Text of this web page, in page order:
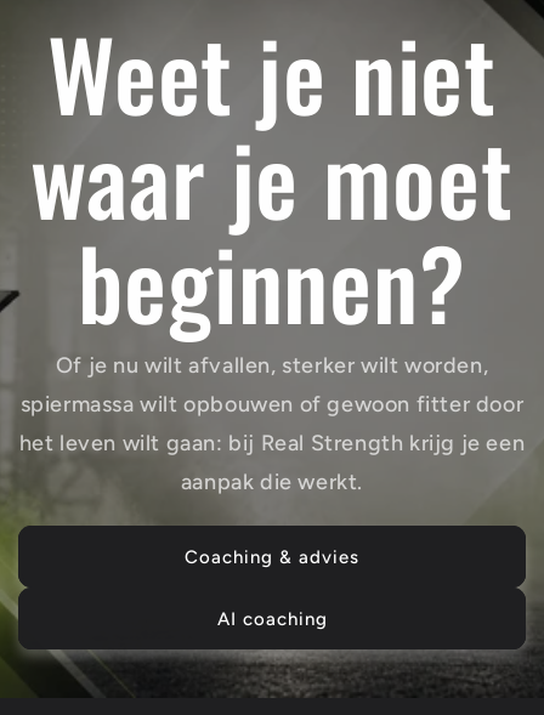
Weet je niet
waar je moet
beginnen?
Of je nu wilt afvallen, sterker wilt worden,
spiermassa wilt opbouwen of gewoon fitter door
het leven wilt gaan: bij Real Strength krijg je een
aanpak die werkt.
Coaching & advies
AI coaching